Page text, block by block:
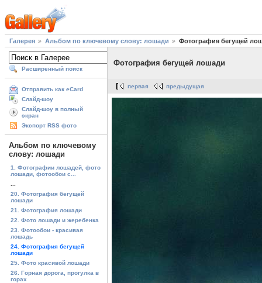
Галерея Альбом по ключевому слову: лошади Фотография бегущей
Расширенный поиск
Отправить как eCard
Слайд-шоу
Слайд-шоу в полный
экран
Экспорт RSS фото
Альбом по ключевому
слову: лошади
1. Фотографии лошадей, фото
лошади, фотообои с...
20. Фотография бегущей
лошади
21. Фотография лошади
22. Фото лошади и жеребенка
23. Фотообои - красивая
лошадь
24. Фотография бегущей
лошади
25. Фото красивой лошади
26. Горная дорога, прогулка в
горах
Фотография бегущей лошади
первая предыдущая